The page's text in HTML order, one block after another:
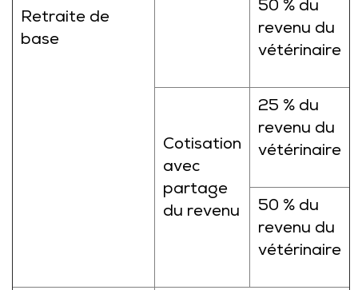
Retraite de
base
50 % du
revenu du
vétérinaire
Cotisation
avec
partage
du revenu
25 % du
revenu du
vétérinaire
50 % du
revenu du
vétérinaire